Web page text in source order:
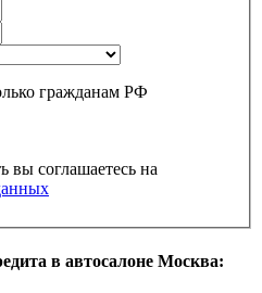
гражданам РФ
вы соглашаетесь на
в автосалоне Москва: